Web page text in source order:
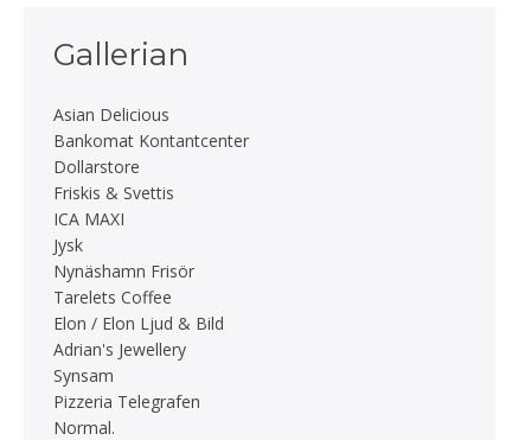
Gallerian
Asian Delicious
Bankomat Kontantcenter
Dollarstore
Friskis & Svettis
ICA MAXI
Jysk
Nynäshamn Frisör
Tarelets Coffee
Elon / Elon Ljud & Bild
Adrian's Jewellery
Synsam
Pizzeria Telegrafen
Normal.